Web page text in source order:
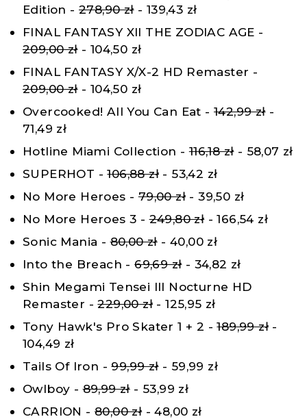
Edition -278,90 zł- 139,43 zł
FINAL FANTASY XII THE ZODIAC AGE -
209,00 zł- 104,50 zł
FINAL FANTASY X/X-2 HD Remaster -
209,00 zł- 104,50 zł
Overcooked! All You Can Eat - 142,99 zł-
71,49 zł
Hotline Miami Collection -116,18 zł- 58,07 zł
SUPERHOT -106,88 zł - 53,42 zł
No More Heroes -79,00 zł - 39,50 zł
No More Heroes 3 -249,80 zł- 166,54 zł
Sonic Mania -80,00 zł- 40,00 zł
Into the Breach -69,69 zł- 34,82 zł
Shin Megami Tensei III Nocturne HD
Remaster -229,00 zł - 125,95 zł
Tony Hawk's Pro Skater 1 + 2 -189,99 zł -
104,49 zł
Tails Of Iron -99,99 zł- 59,99 zł
Owlboy -89,99 zł- 53,99 zł
CARRION -80,00 zł- 48,00 zł